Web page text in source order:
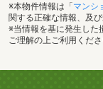
※本物件情報は「 マンシ
関する正確な情報、及
※当情報を基に発生した
ご理解の上ご利用くださ